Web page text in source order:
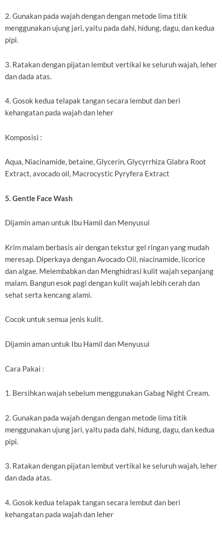
2. Gunakan pada wajah dengan dengan metode lima titik
menggunakan ujung jari, yaitu pada dahi, hidung, dagu, dan kedua
pipi.
3. Ratakan dengan pijatan lembut vertikal ke seluruh wajah, leher
dan dada atas.
4. Gosok kedua telapak tangan secara lembut dan beri
kehangatan pada wajah dan leher
Komposisi :
Aqua, Niacinamide, betaine, Glycerin, Glycyrrhiza Glabra Root
Extract, avocado oil, Macrocystic Pyryfera Extract
5. Gentle Face Wash
Dijamin aman untuk Ibu Hamil dan Menyusui
Krim malam berbasis air dengan tekstur gel ringan yang mudah
meresap. Diperkaya dengan Avocado Oil, niacinamide, licorice
dan algae. Melembabkan dan Menghidrasi kulit wajah sepanjang
malam. Bangun esok pagi dengan kulit wajah lebih cerah dan
sehat serta kencang alami.
Cocok untuk semua jenis kulit.
Dijamin aman untuk Ibu Hamil dan Menyusui
Cara Pakai :
1. Bersihkan wajah sebelum menggunakan Gabag Night Cream.
2. Gunakan pada wajah dengan dengan metode lima titik
menggunakan ujung jari, yaitu pada dahi, hidung, dagu, dan kedua
pipi.
3. Ratakan dengan pijatan lembut vertikal ke seluruh wajah, leher
dan dada atas.
4. Gosok kedua telapak tangan secara lembut dan beri
kehangatan pada wajah dan leher